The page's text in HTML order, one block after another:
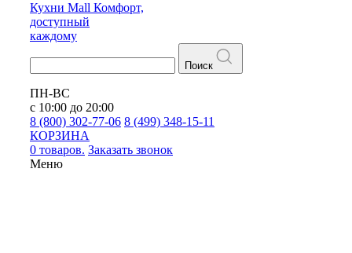
Кухни Mall Комфорт,
доступный
каждому
Поиск
ПН-ВС
с 10:00 до 20:00
8 (800) 302-77-06 8 (499) 348-15-11
КОРЗИНА
0 товаров. Заказать звонок
Меню